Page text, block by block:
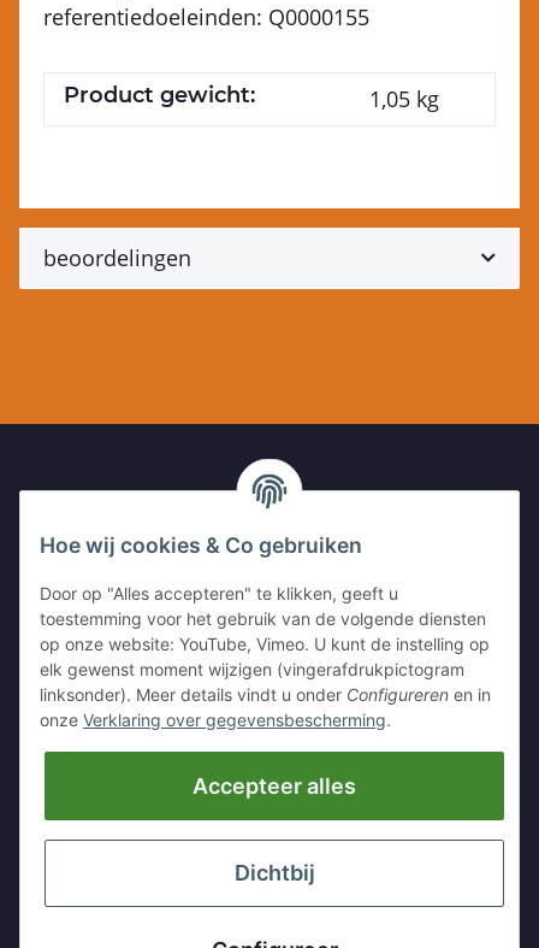
referentiedoeleinden: Q0000155
Product gewicht: 1,05 kg
beoordelingen
47803 Krefeld
Tel:+49 (0)2151 5372253
Mobil:+49 (0)157 30656681
E-Mai:info@hackmesser24.de
LEGALE INFORMATIE
Hoe wij cookies & Co gebruiken
Door op "Alles accepteren" te klikken, geeft u
toestemming voor het gebruik van de volgende diensten
op onze website: YouTube, Vimeo. U kunt de instelling op
elk gewenst moment wijzigen (vingerafdrukpictogram
linksonder). Meer details vindt u onder Configureren en in
onze Verklaring over gegevensbescherming.
Accepteer alles
Dichtbij